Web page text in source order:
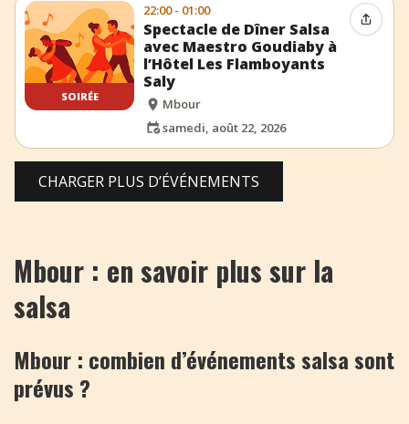
SOIRÉE
22:00 - 01:00
Spectacle de Dîner Salsa
avec Maestro Goudiaby à
l’Hôtel Les Flamboyants
Saly
Mbour
samedi, août 22, 2026
CHARGER PLUS D’ÉVÉNEMENTS
Mbour : en savoir plus sur la
salsa
Mbour : combien d’événements salsa sont
prévus ?